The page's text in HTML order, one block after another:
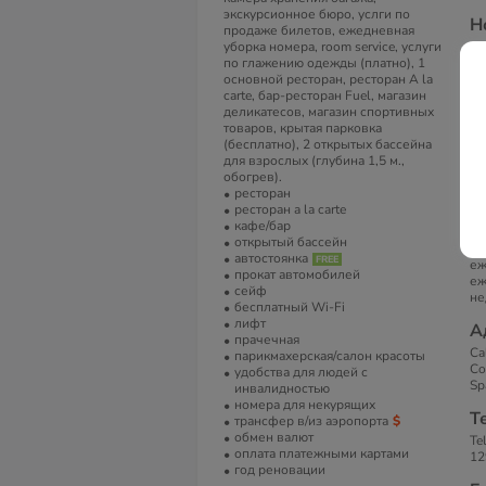
экскурсионное бюро, услги по
продаже билетов, ежедневная
уборка номера, room service, услуги
по глажению одежды (платно), 1
основной ресторан, ресторан A la
carte, бар-ресторан Fuel, магазин
деликатесов, магазин спортивных
товаров, крытая парковка
(бесплатно), 2 открытых бассейна
для взрослых (глубина 1,5 м.,
обогрев).
ресторан
ресторан a la carte
кафе/бар
открытый бассейн
автостоянка
прокат автомобилей
сейф
бесплатный Wi-Fi
лифт
прачечная
парикмахерская/салон красоты
удобства для людей с
инвалидностью
номера для некурящих
трансфер в/из аэропорта
обмен валют
оплата платежными картами
год реновации
В